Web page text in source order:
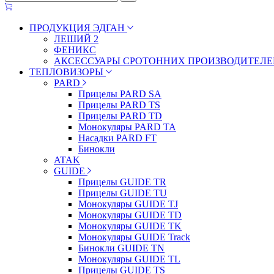
ПРОДУКЦИЯ ЭДГАН
ЛЕШИЙ 2
ФЕНИКС
АКСЕССУАРЫ СРОТОННИХ
ТЕПЛОВИЗОРЫ
PARD
Прицелы PARD SA
Прицелы PARD TS
Прицелы PARD TD
Монокуляры PARD TA
Насадки PARD FT
Бинокли
ATAK
GUIDE
Прицелы GUIDE TR
Прицелы GUIDE TU
Монокуляры GUIDE TJ
Монокуляры GUIDE TD
Монокуляры GUIDE TK
Монокуляры GUIDE Track
Бинокли GUIDE TN
Монокуляры GUIDE TL
Прицелы GUIDE TS